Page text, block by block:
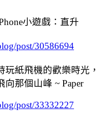
小遊戲：直升
post/30586694
玩紙飛機的歡樂時光，
那個山峰 ~ Paper
post/33332227